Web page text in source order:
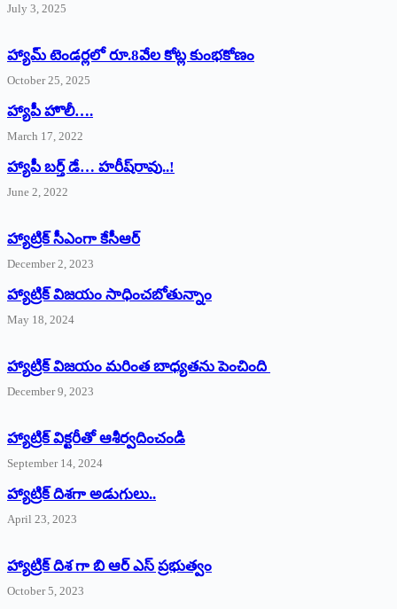
July 3, 2025
హ్యామ్‌ ‌టెండర్లలో రూ.8వేల కోట్ల కుంభకోణం
October 25, 2025
హ్యాపీ హొలీ….
March 17, 2022
హ్యాపీ బర్త్ ‌డే… హరీష్‌రావు..!
June 2, 2022
హ్యాట్రిక్‌ ‌సీఎంగా కేసీఆర్‌
December 2, 2023
హ్యాట్రిక్‌ విజయం సాధించబోతున్నాం
May 18, 2024
హ్యాట్రిక్ విజయం మరింత బాధ్యతను పెంచింది
December 9, 2023
హ్యాట్రిక్‌ ‌విక్టరీతో ఆశీర్వదించండి
September 14, 2024
‌హ్యాట్రిక్‌ ‌దిశగా అడుగులు..
April 23, 2023
హ్యాట్రిక్ దిశ గా బి ఆర్ ఎస్ ప్రభుత్వం
October 5, 2023